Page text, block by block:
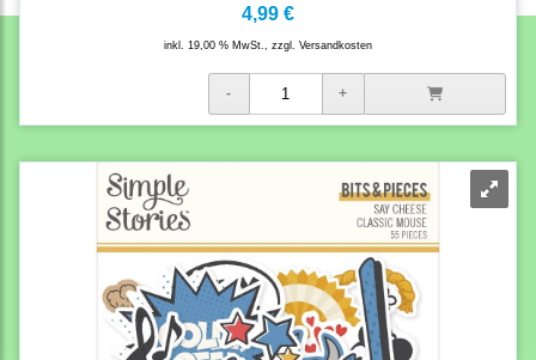
4,99 €
inkl. 19,00 % MwSt., zzgl. Versandkosten